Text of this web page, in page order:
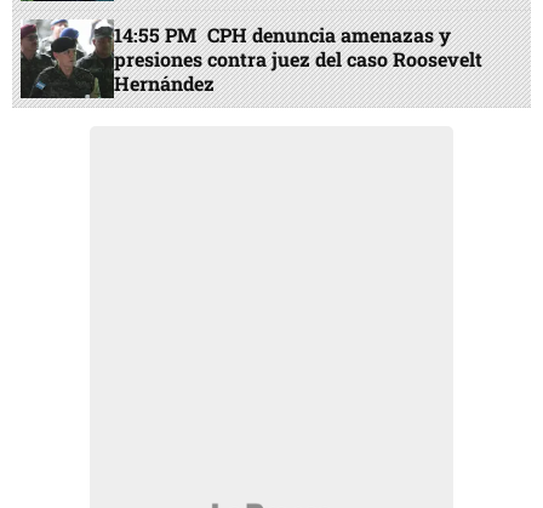
14:55 PM CPH denuncia amenazas y
presiones contra juez del caso Roosevelt
Hernández